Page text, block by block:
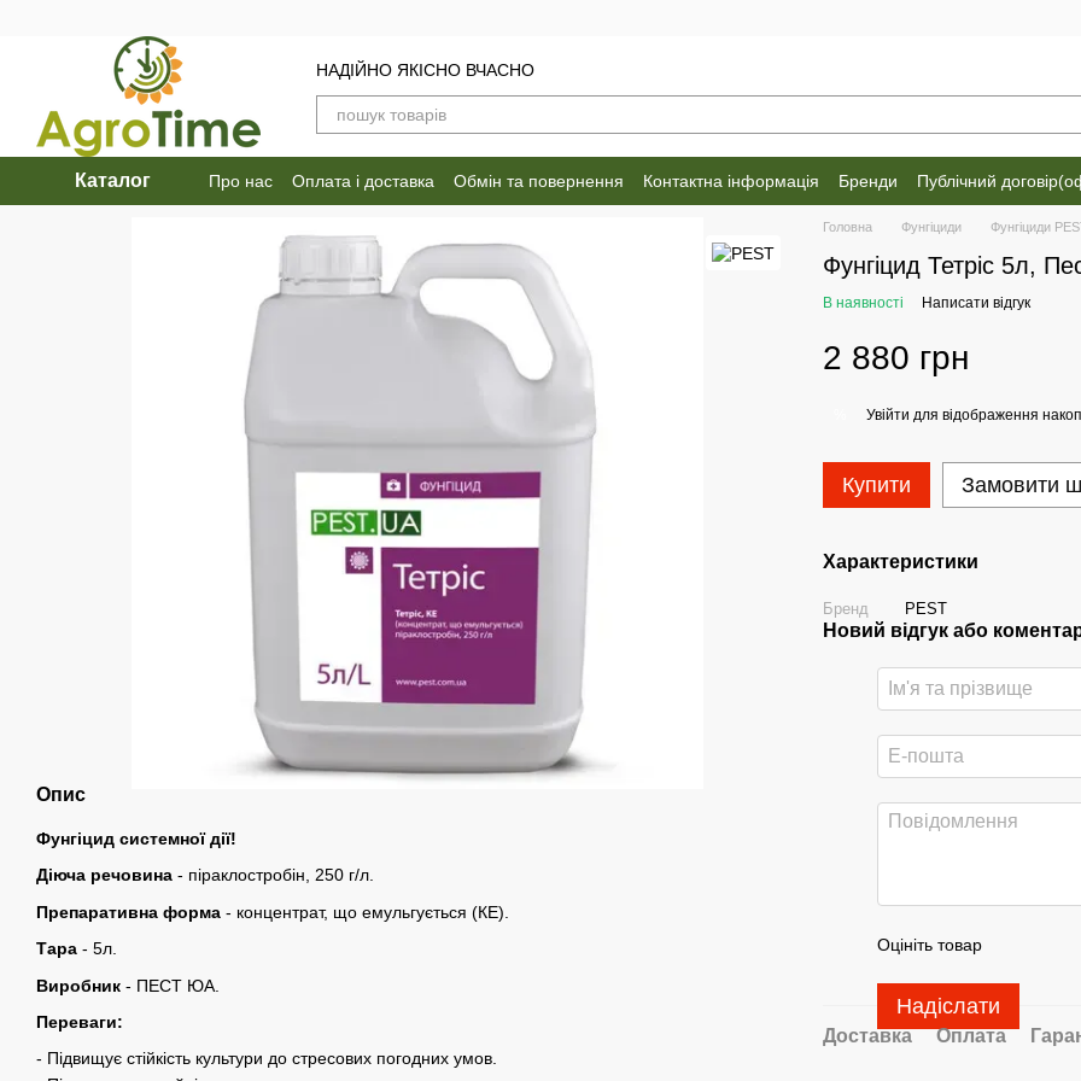
НАДІЙНО ЯКІСНО ВЧАСНО
Каталог Про нас Оплата і доставка Обмін та повернення Контактна інформація Бренди Публічний
Опис
Фунгіцид системної дії!
Діюча речовина - піраклостробін, 250 г/л.
Препаративна форма - концентрат, що емульгується (КЕ).
Тара - 5л.
Виробник - ПЕСТ ЮА.
Переваги:
- Підвищує стійкість культури до стресових погодних умов.
Головна Фунгіциди Фунгіциди
Фунгіцид Тетріс 5л,
В наявності Написати відгук
2 880 грн
Увійти для відображення
Купити Замовити
Характеристики
Бренд PEST
Новий відгук або
Оцініть товар
Надіслати
Доставка Оплата